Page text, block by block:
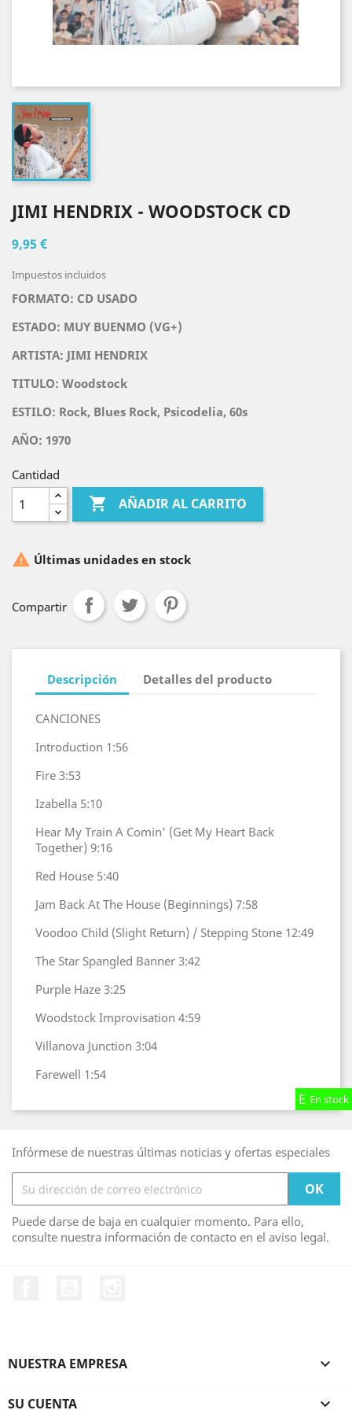
JIMI HENDRIX - WOODSTOCK CD
9,95 €
En stock
Impuestos incluidos
En stock
En stock
FORMATO: CD USADO
ESTADO: MUY BUENMO (VG+)
ARTISTA: JIMI HENDRIX
TITULO: Woodstock
ESTILO: Rock, Blues Rock, Psicodelia, 60s
AÑO: 1970
Cantidad
 AÑADIR AL CARRITO
 Últimas unidades en stock
Compartir
Descripción Detalles del producto
CANCIONES
Introduction 1:56
Fire 3:53
Izabella 5:10
Hear My Train A Comin' (Get My Heart Back
Together) 9:16
Red House 5:40
Jam Back At The House (Beginnings) 7:58
Voodoo Child (Slight Return) / Stepping Stone 12:49
The Star Spangled Banner 3:42
Purple Haze 3:25
Woodstock Improvisation 4:59
Villanova Junction 3:04
Farewell 1:54
Infórmese de nuestras últimas noticias y ofertas especiales
Puede darse de baja en cualquier momento. Para ello,
consulte nuestra información de contacto en el aviso legal.
NUESTRA EMPRESA 
SU CUENTA 